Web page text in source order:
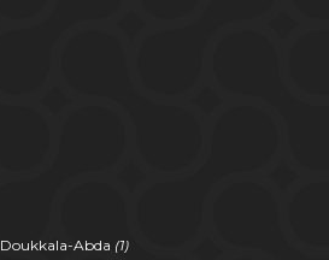
Doukkala-Abda (1)